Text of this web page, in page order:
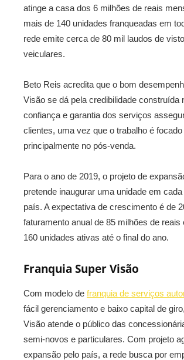
atinge a casa dos 6 milhões de reais
mais de 140 unidades franqueadas em
rede emite cerca de 80 mil laudos de
veiculares.
Beto Reis acredita que o bom
Visão se dá pela credibilidade construída
confiança e garantia dos serviços
clientes, uma vez que o trabalho é focado
principalmente no pós-venda.
Para o ano de 2019, o projeto de
pretende inaugurar uma unidade em
país. A expectativa de crescimento é de
faturamento anual de 85 milhões de reais
160 unidades ativas até o final do ano.
Franquia Super Visão
Com modelo de franquia de serviços
fácil gerenciamento e baixo capital de
Visão atende o público das
semi-novos e particulares. Com projeto
expansão pelo país, a rede busca por